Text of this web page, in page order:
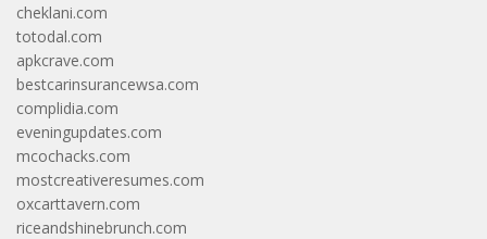
cheklani.com
totodal.com
apkcrave.com
bestcarinsurancewsa.com
complidia.com
eveningupdates.com
mcochacks.com
mostcreativeresumes.com
oxcarttavern.com
riceandshinebrunch.com